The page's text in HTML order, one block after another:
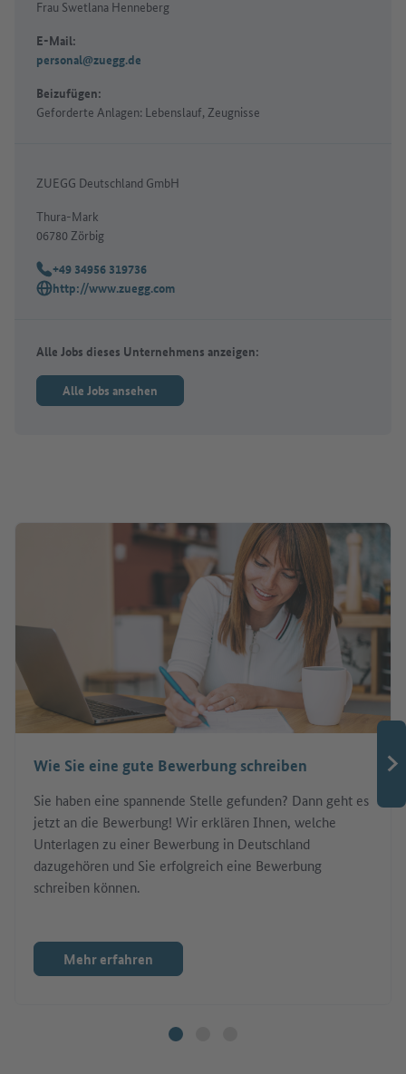
Frau Swetlana Henneberg
E-Mail:
personal@zuegg.de
Beizufügen:
Geforderte Anlagen: Lebenslauf, Zeugnisse
ZUEGG Deutschland GmbH
Thura-Mark
06780 Zörbig
Telefon:
+49 34956 319736
Website:
http://www.zuegg.com
Alle Jobs dieses Unternehmens anzeigen:
Alle Jobs ansehen
Wie Sie eine gute Bewerbung schreiben
Sie haben eine spannende Stelle gefunden? Dann geht es
jetzt an die Bewerbung! Wir erklären Ihnen, welche
Unterlagen zu einer Bewerbung in Deutschland
dazugehören und Sie erfolgreich eine Bewerbung
schreiben können.
Mehr erfahren